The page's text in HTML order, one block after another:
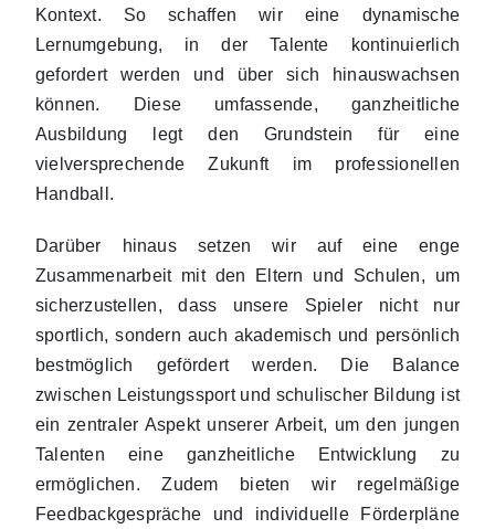
Kontext. So schaffen wir eine dynamische
Lernumgebung, in der Talente kontinuierlich
gefordert werden und über sich hinauswachsen
können. Diese umfassende, ganzheitliche
Ausbildung legt den Grundstein für eine
vielversprechende Zukunft im professionellen
Handball.
Darüber hinaus setzen wir auf eine enge
Zusammenarbeit mit den Eltern und Schulen, um
sicherzustellen, dass unsere Spieler nicht nur
sportlich, sondern auch akademisch und persönlich
bestmöglich gefördert werden. Die Balance
zwischen Leistungssport und schulischer Bildung ist
ein zentraler Aspekt unserer Arbeit, um den jungen
Talenten eine ganzheitliche Entwicklung zu
ermöglichen. Zudem bieten wir regelmäßige
Feedbackgespräche und individuelle Förderpläne